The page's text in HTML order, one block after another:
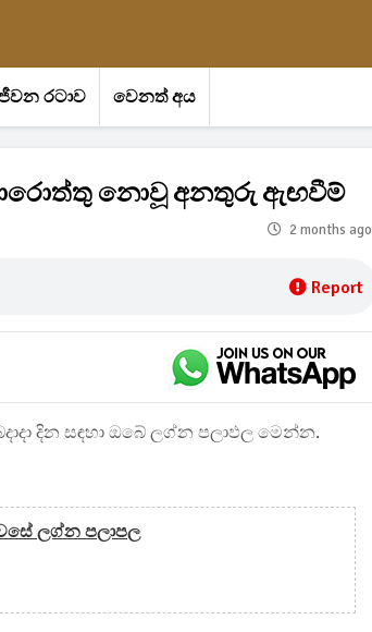
රටාව වෙනත් අය
නොවූ අනතුරු ඇඟවීම්
2 months ago
Report
දින සඳහා ඔබේ ලග්න පලාඵල මෙන්න.
ලග්න පලාපල